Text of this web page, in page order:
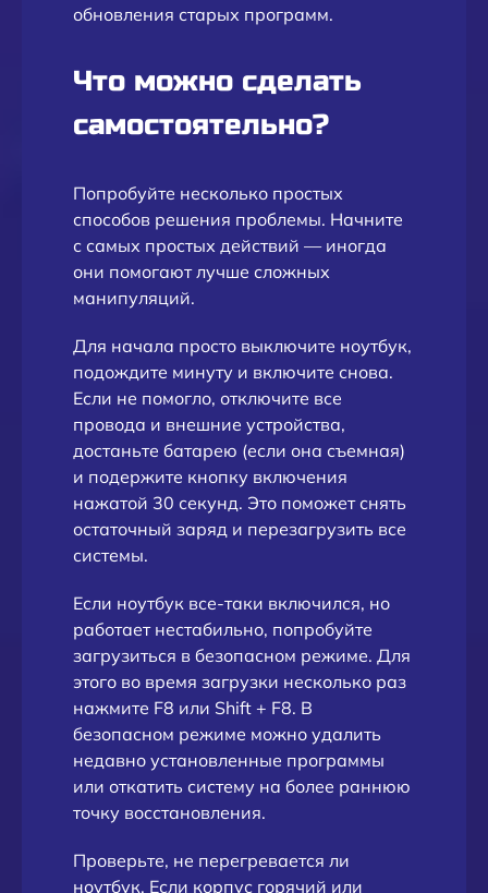
обновления старых программ.
Что можно сделать
самостоятельно?
Попробуйте несколько простых
способов решения проблемы. Начните
с самых простых действий — иногда
они помогают лучше сложных
манипуляций.
Для начала просто выключите ноутбук,
подождите минуту и включите снова.
Если не помогло, отключите все
провода и внешние устройства,
достаньте батарею (если она съемная)
и подержите кнопку включения
нажатой 30 секунд. Это поможет снять
остаточный заряд и перезагрузить все
системы.
Если ноутбук все-таки включился, но
работает нестабильно, попробуйте
загрузиться в безопасном режиме. Для
этого во время загрузки несколько раз
нажмите F8 или Shift + F8. В
безопасном режиме можно удалить
недавно установленные программы
или откатить систему на более раннюю
точку восстановления.
Проверьте, не перегревается ли
ноутбук. Если корпус горячий или